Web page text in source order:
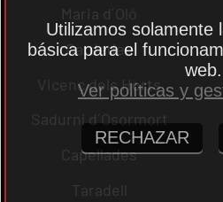
Maria d´Oló
Cardedeu
Vicenç dels Horts
Sadurní d´Osormort
Capellades
Taradell
Utilizamos solamente
básica para el
web.
Ver políticas y
RECHAZAR